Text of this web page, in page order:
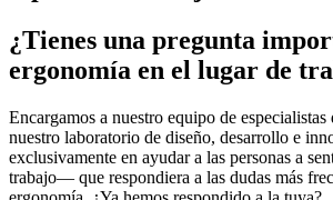
¿Tienes una pregunta
ergonomía en el lugar de
Encargamos a nuestro equipo de especialistas
nuestro laboratorio de diseño, desarrollo e
exclusivamente en ayudar a las personas a
trabajo— que respondiera a las dudas más